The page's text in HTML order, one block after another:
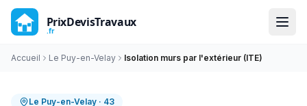
Accueil Le Puy-en-Velay Isolation murs par l'extérieur (ITE)
Le Puy-en-Velay · 43